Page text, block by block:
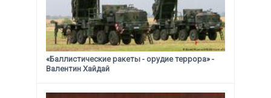
«Баллистические ракеты - орудие террора» -
Валентин Хайдай